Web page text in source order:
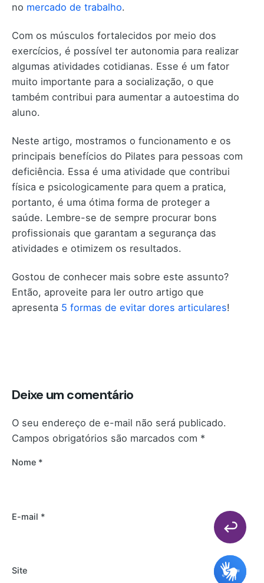
no mercado de trabalho.
Com os músculos fortalecidos por meio dos
exercícios, é possível ter autonomia para realizar
algumas atividades cotidianas. Esse é um fator
muito importante para a socialização, o que
também contribui para aumentar a autoestima do
aluno.
Neste artigo, mostramos o funcionamento e os
principais benefícios do Pilates para pessoas com
deficiência. Essa é uma atividade que contribui
física e psicologicamente para quem a pratica,
portanto, é uma ótima forma de proteger a
saúde. Lembre-se de sempre procurar bons
profissionais que garantam a segurança das
atividades e otimizem os resultados.
Gostou de conhecer mais sobre este assunto?
Então, aproveite para ler outro artigo que
apresenta 5 formas de evitar dores articulares!
Deixe um comentário
O seu endereço de e-mail não será publicado.
Campos obrigatórios são marcados com *
Nome *
E-mail *
Site